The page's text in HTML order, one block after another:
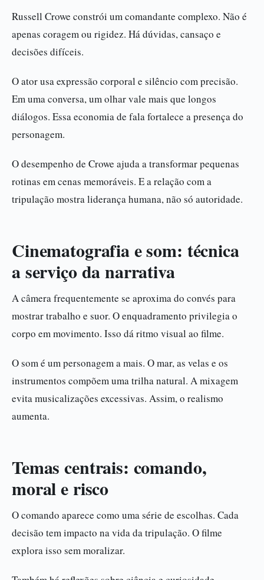
Russell Crowe constrói um comandante complexo. Não é
apenas coragem ou rigidez. Há dúvidas, cansaço e
decisões difíceis.
O ator usa expressão corporal e silêncio com precisão.
Em uma conversa, um olhar vale mais que longos
diálogos. Essa economia de fala fortalece a presença do
personagem.
O desempenho de Crowe ajuda a transformar pequenas
rotinas em cenas memoráveis. E a relação com a
tripulação mostra liderança humana, não só autoridade.
Cinematografia e som: técnica
a serviço da narrativa
A câmera frequentemente se aproxima do convés para
mostrar trabalho e suor. O enquadramento privilegia o
corpo em movimento. Isso dá ritmo visual ao filme.
O som é um personagem a mais. O mar, as velas e os
instrumentos compõem uma trilha natural. A mixagem
evita musicalizações excessivas. Assim, o realismo
aumenta.
Temas centrais: comando,
moral e risco
O comando aparece como uma série de escolhas. Cada
decisão tem impacto na vida da tripulação. O filme
explora isso sem moralizar.